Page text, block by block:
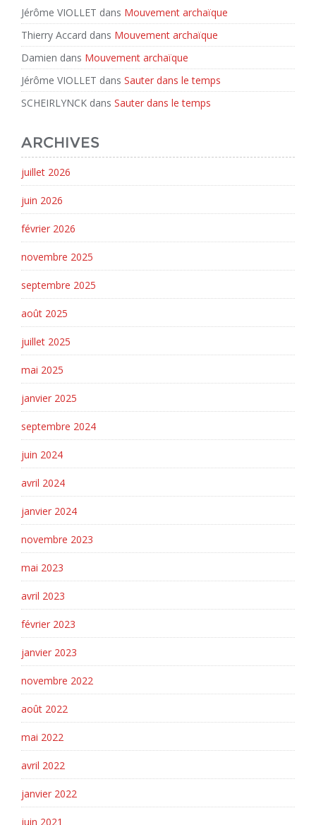
Jérôme VIOLLET dans Mouvement archaïque
Thierry Accard dans Mouvement archaïque
Damien dans Mouvement archaïque
Jérôme VIOLLET dans Sauter dans le temps
SCHEIRLYNCK dans Sauter dans le temps
ARCHIVES
juillet 2026
juin 2026
février 2026
novembre 2025
septembre 2025
août 2025
juillet 2025
mai 2025
janvier 2025
septembre 2024
juin 2024
avril 2024
janvier 2024
novembre 2023
mai 2023
avril 2023
février 2023
janvier 2023
novembre 2022
août 2022
mai 2022
avril 2022
janvier 2022
juin 2021